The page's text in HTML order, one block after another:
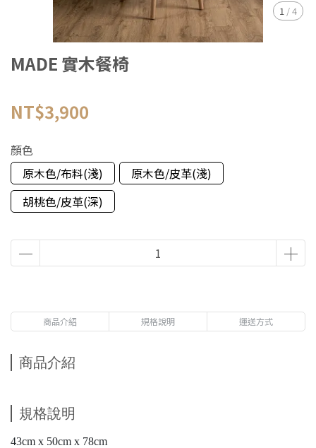
1 /4
MADE 實木餐椅
NT$3,900
顏色
原木色/布料(淺)
原木色/皮革(淺)
胡桃色/皮革(深)
商品介紹 規格說明 運送方式
商品介紹
規格說明
43cm x 50cm x 78cm